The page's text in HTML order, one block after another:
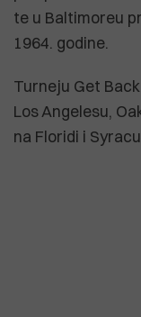
te u Baltimoreu
1964. godine.
Turneju Get
Los Angelesu,
na Floridi i